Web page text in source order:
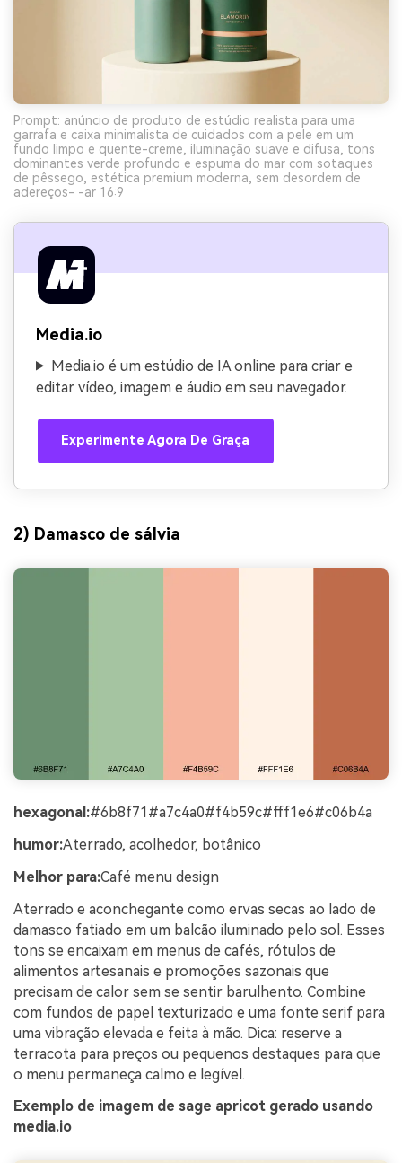
Prompt: anúncio de produto de estúdio realista para uma
garrafa e caixa minimalista de cuidados com a pele em um
fundo limpo e quente-creme, iluminação suave e difusa, tons
dominantes verde profundo e espuma do mar com sotaques
de pêssego, estética premium moderna, sem desordem de
adereços- -ar 16:9
Media.io
Media.io é um estúdio de IA online para criar e
editar vídeo, imagem e áudio em seu navegador.
Experimente Agora De Graça
2) Damasco de sálvia
hexagonal:#6b8f71#a7c4a0#f4b59c#fff1e6#c06b4a
humor:Aterrado, acolhedor, botânico
Melhor para:Café menu design
Aterrado e aconchegante como ervas secas ao lado de
damasco fatiado em um balcão iluminado pelo sol. Esses
tons se encaixam em menus de cafés, rótulos de
alimentos artesanais e promoções sazonais que
precisam de calor sem se sentir barulhento. Combine
com fundos de papel texturizado e uma fonte serif para
uma vibração elevada e feita à mão. Dica: reserve a
terracota para preços ou pequenos destaques para que
o menu permaneça calmo e legível.
Exemplo de imagem de sage apricot gerado usando
media.io